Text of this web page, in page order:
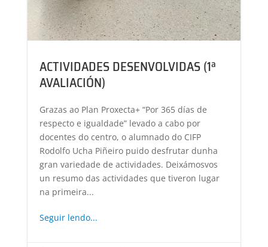
ACTIVIDADES DESENVOLVIDAS (1ª
AVALIACIÓN)
Grazas ao Plan Proxecta+ “Por 365 días de
respecto e igualdade” levado a cabo por
docentes do centro, o alumnado do CIFP
Rodolfo Ucha Piñeiro puido desfrutar dunha
gran variedade de actividades. Deixámosvos
un resumo das actividades que tiveron lugar
na primeira...
Seguir lendo...